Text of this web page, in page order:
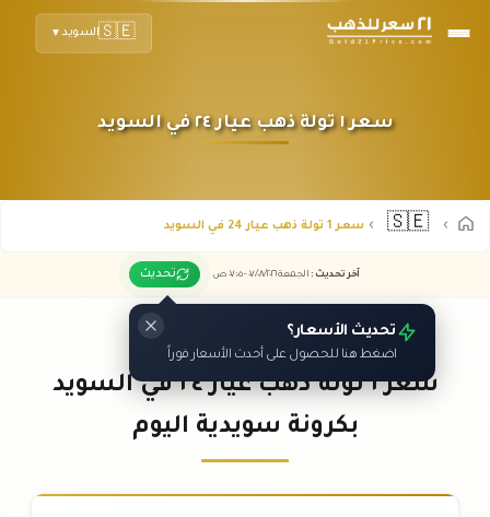
🇸🇪السويد▼
سعر ١ تولة ذهب عيار ٢٤ في السويد
🇸🇪 سعر 1 تولة ذهب عيار 24 في السويد
آخر تحديث : الجمعة ٠٧ /٠٨/٢٠٢٦ - ٠٧:٠٥ ص تحديث
تحديث الأسعار؟
اضغط هنا للحصول على أحدث الأسعار فوراً
سعر ١ تولة ذهب عيار ٢٤ في السويد
بكرونة سويدية اليوم